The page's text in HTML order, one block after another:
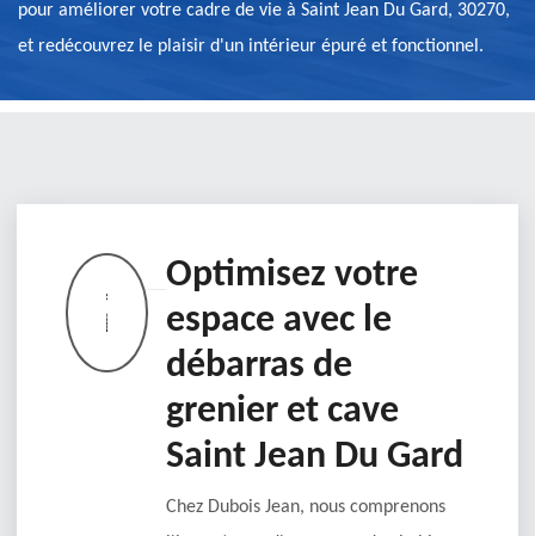
pour améliorer votre cadre de vie à Saint Jean Du Gard, 30270,
et redécouvrez le plaisir d'un intérieur épuré et fonctionnel.
Optimisez votre
espace avec le
débarras de
grenier et cave
Saint Jean Du Gard
Chez Dubois Jean, nous comprenons